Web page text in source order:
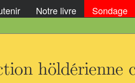
Notre livre Sondage
höldérienne